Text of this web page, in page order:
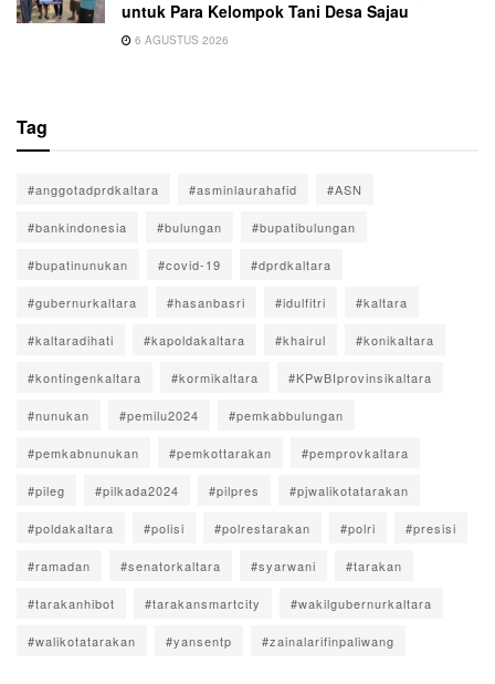
untuk Para Kelompok Tani Desa Sajau
6 AGUSTUS 2026
Tag
#anggotadprdkaltara #asminlaurahafid #ASN
#bankindonesia #bulungan #bupatibulungan
#bupatinunukan #covid-19 #dprdkaltara
#gubernurkaltara #hasanbasri #idulfitri #kaltara
#kaltaradihati #kapoldakaltara #khairul #konikaltara
#kontingenkaltara #kormikaltara #KPwBIprovinsikaltara
#nunukan #pemilu2024 #pemkabbulungan
#pemkabnunukan #pemkottarakan #pemprovkaltara
#pileg #pilkada2024 #pilpres #pjwalikotatarakan
#poldakaltara #polisi #polrestarakan #polri #presisi
#ramadan #senatorkaltara #syarwani #tarakan
#tarakanhibot #tarakansmartcity #wakilgubernurkaltara
#walikotatarakan #yansentp #zainalarifinpaliwang